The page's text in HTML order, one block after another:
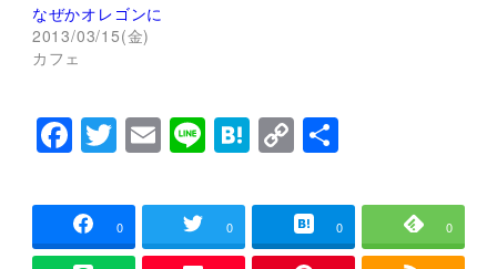
し
い
ウ
ィ
ン
開
き
ま
ク
し
て
新
し
い
ウ
で
開
なぜかオレゴンに
2013/03/15(金)
カフェ
F
a
c
e
T
wi
tt
er
E
m
ai
l
Li
n
e
H
at
e
n
C
o
p
y
共
0 0 0 0